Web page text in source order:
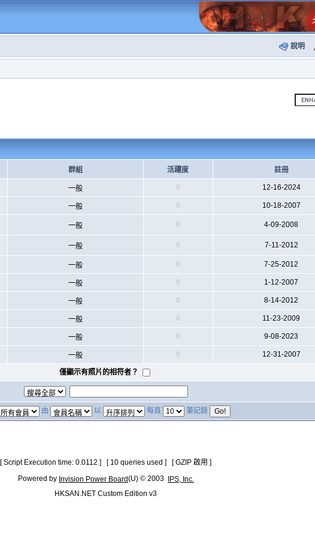
說明
群組 活躍度 註冊
一般 0 12-16-2024
一般 0 10-18-2007
一般 0 4-09-2008
一般 0 7-11-2012
一般 0 7-25-2012
一般 0 1-12-2007
一般 0 8-14-2012
一般 0 11-23-2009
一般 0 9-08-2023
一般 0 12-31-2007
僅顯示有照片的相符者？
由 以 每頁 筆記錄
[ Script Execution time: 0.0112 ] [ 10 queries used ] [ GZIP 啟用 ]
Powered by Invision Power Board(U) © 2003
IPS, Inc.
HKSAN.NET Custom Edition v3